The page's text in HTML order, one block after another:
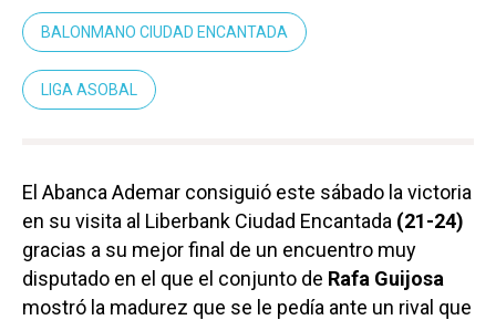
BALONMANO CIUDAD ENCANTADA
LIGA ASOBAL
El Abanca Ademar consiguió este sábado la victoria
en su visita al Liberbank Ciudad Encantada (21-24)
gracias a su mejor final de un encuentro muy
disputado en el que el conjunto de Rafa Guijosa
mostró la madurez que se le pedía ante un rival que